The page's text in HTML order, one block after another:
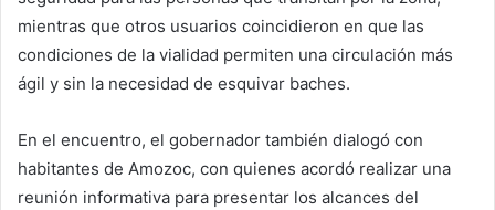
mientras que otros usuarios coincidieron en que las
condiciones de la vialidad permiten una circulación más
ágil y sin la necesidad de esquivar baches.
En el encuentro, el gobernador también dialogó con
habitantes de Amozoc, con quienes acordó realizar una
reunión informativa para presentar los alcances del